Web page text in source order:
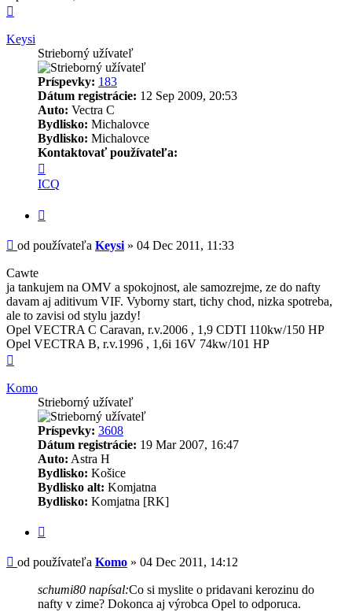
Keysi
Strieborný užívateľ
Príspevky: 183
Dátum registrácie: 12 Sep 2009, 20:53
Auto: Vectra C
Bydlisko: Michalovce
Bydlisko: Michalovce
Kontaktovať používateľa:
informácie
používateľa
Keysi
ICQ
Príspevok
od používateľa Keysi » 04 Dec 2011, 11:33
Cawte
ja tankujem na OMV a spokojnost, ale samozrejme, ze do nafty
davam aj aditivum VIF. Vyborny start, tichy chod, nizka spotreba,
ale to zavisi od stylu jazdy!
Opel VECTRA C Caravan, r.v.2006 , 1,9 CDTI 110kw/150 HP
Opel VECTRA B, r.v.1996 , 1,6i 16V 74kw/101 HP
Komo
Strieborný užívateľ
Príspevky: 3608
Dátum registrácie: 19 Mar 2007, 16:47
Auto: Astra H
Bydlisko: Košice
Bydlisko alt: Komjatna
Bydlisko: Komjatna [RK]
Príspevok
od používateľa Komo » 04 Dec 2011, 14:12
schumi80 napísal:Co si myslite o pridavani kerozinu do
nafty v zime? Dokonca aj výrobca Opel to odporuca.